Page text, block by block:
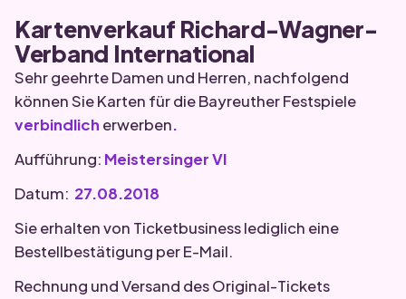
Kartenverkauf Richard-Wagner-
Verband International
Sehr geehrte Damen und Herren, nachfolgend
können Sie Karten für die Bayreuther Festspiele
verbindlich erwerben.
Aufführung: Meistersinger VI
Datum: 27.08.2018
Sie erhalten von Ticketbusiness lediglich eine
Bestellbestätigung per E-Mail.
Rechnung und Versand des Original-Tickets